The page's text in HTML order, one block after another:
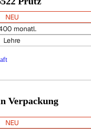
NEU
monatl.
Lehre
Verpackung
NEU